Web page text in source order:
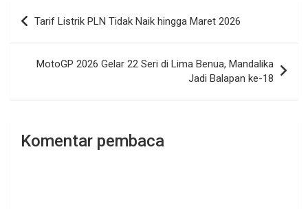
Navigasi
pos
Tarif Listrik PLN Tidak Naik hingga Maret 2026
MotoGP 2026 Gelar 22 Seri di Lima Benua, Mandalika
Jadi Balapan ke-18
Komentar pembaca